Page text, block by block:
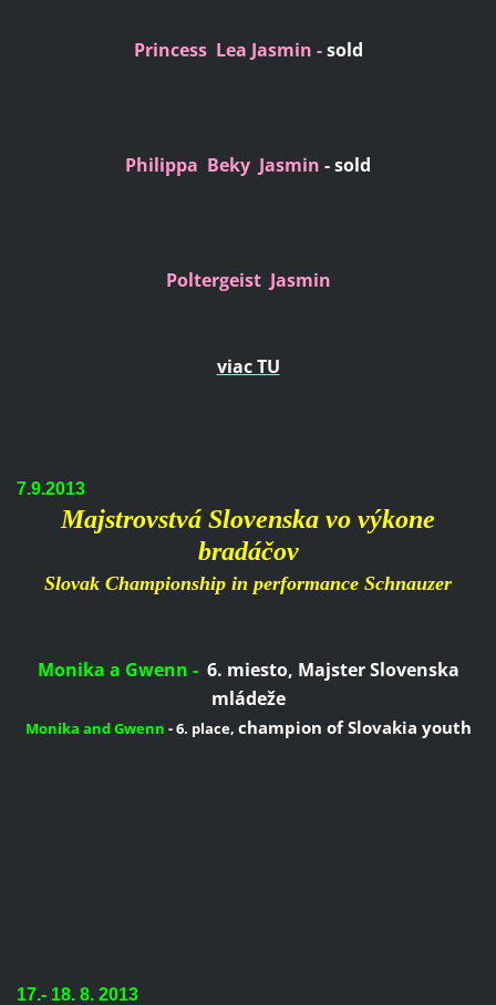
Princess Lea Jasmin -sold
Philippa Beky Jasmin -sold
Poltergeist Jasmin
viac TU
7.9.2013
Majstrovstvá Slovenska vo výkone
bradáčov
Slovak Championship in performance Schnauzer
Monika a Gwenn - 6. miesto, Majster Slovenska
mládeže
Monika andGwenn -6. place, champion of Slovakia youth
17.- 18. 8.2013